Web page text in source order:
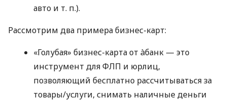
авто и т. п.).
Рассмотрим два примера бизнес-карт:
«Голубая» бизнес-карта от àбанк — это
инструмент для ФЛП и юрлиц,
позволяющий бесплатно рассчитываться за
товары/услуги, снимать наличные деньги